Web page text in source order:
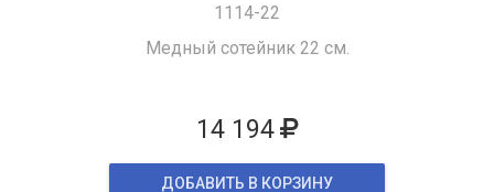
1114-22
Медный сотейник 22 см.
14 194
ДОБАВИТЬ В КОРЗИНУ